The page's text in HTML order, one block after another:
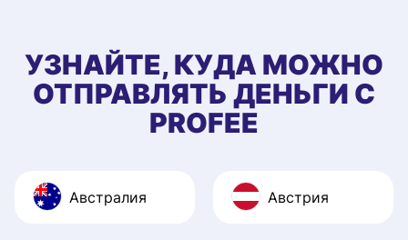
УЗНАЙТЕ, КУДА МОЖНО
ОТПРАВЛЯТЬ ДЕНЬГИ С
PROFEE
Австралия Австрия